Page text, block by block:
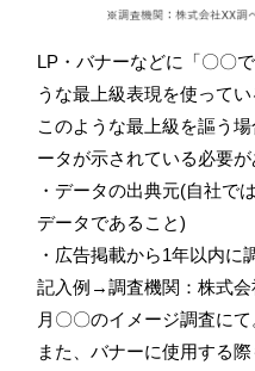
LP・バナーなどに「〇〇
うな最上級表現を使ってい
このような最上級を謳う
ータが示されている必要が
・データの出典元(自社で
データであること)
・広告掲載から1年以内に
記入例→調査機関：株式会
月〇〇のイメージ調査にて
また、バナーに使用する